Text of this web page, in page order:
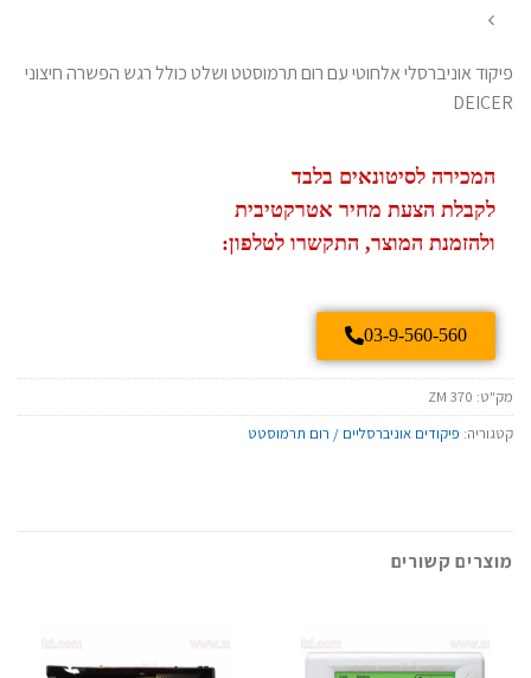
פיקוד אוניברסלי אלחוטי עם רום תרמוסטט ושלט כולל רגש הפשרה חיצוני
DEICER
המכירה לסיטונאים בלבד
לקבלת הצעת מחיר אטרקטיבית
ולהזמנת המוצר, התקשרו לטלפון:
03-9-560-560
מק"ט: ZM 370
קטגוריה: פיקודים אוניברסליים / רום תרמוסטט
מוצרים קשורים